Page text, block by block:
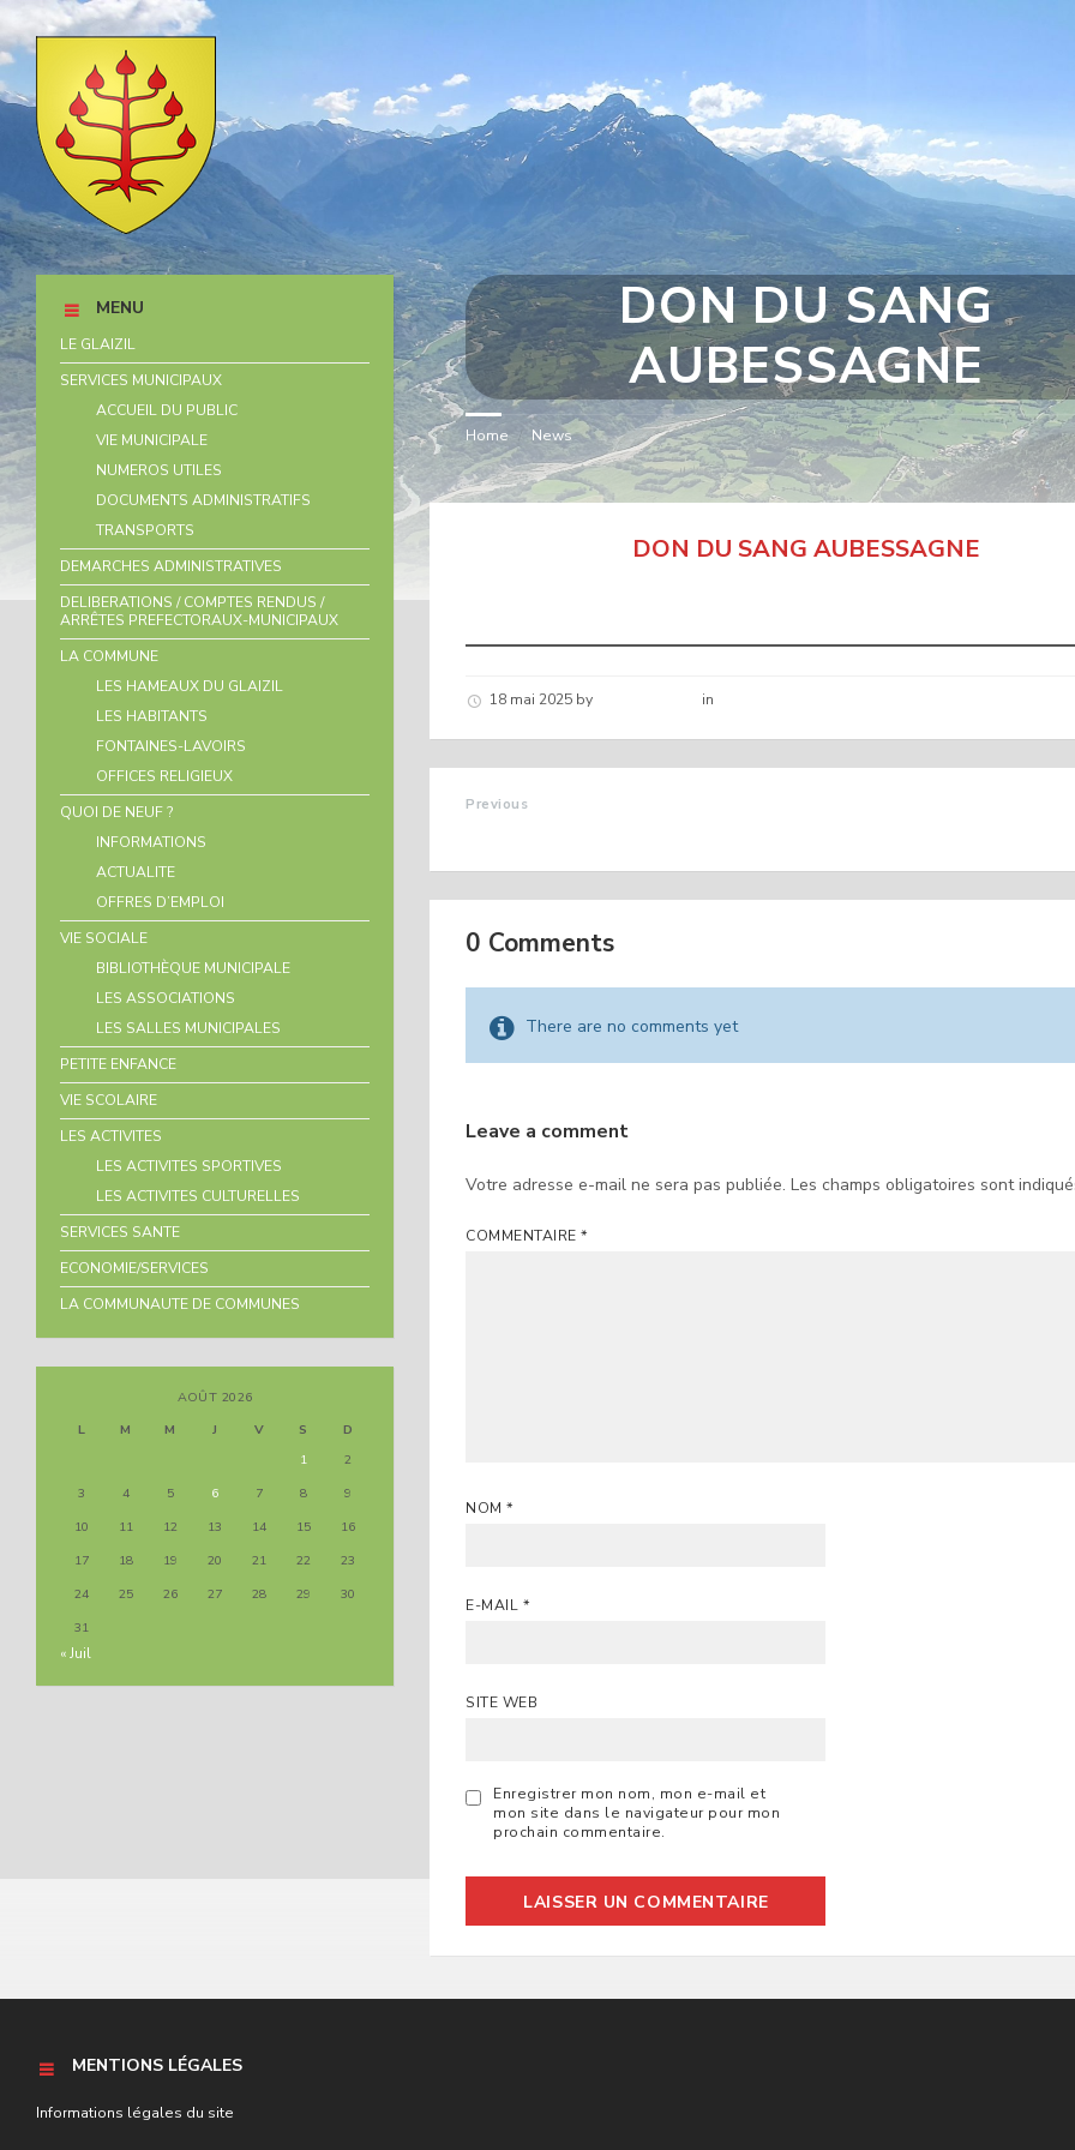
to
content
to
left
sidebar
to
right
sidebar
to
footer
DON DU SANG
AUBESSAGNE
Home / News
DON DU SANG AUBESSAGNE
18 mai 2025 by in
Previous
0 Comments
There are no comments yet
Leave a comment
Votre adresse e-mail ne sera pas publiée. Les champs obligatoires sont
COMMENTAIRE*
NOM*
E-MAIL *
SITE WEB
Enregistrer mon nom, mon e-mail et
mon site dans le navigateur pour mon
prochain commentaire.
MENU
LE GLAIZIL
SERVICES MUNICIPAUX
ACCUEIL DU PUBLIC
VIE MUNICIPALE
NUMEROS UTILES
DOCUMENTS ADMINISTRATIFS
TRANSPORTS
DEMARCHES ADMINISTRATIVES
DELIBERATIONS / COMPTES RENDUS /
ARRÊTES PREFECTORAUX-MUNICIPAUX
LA COMMUNE
LES HAMEAUX DU GLAIZIL
LES HABITANTS
FONTAINES-LAVOIRS
OFFICES RELIGIEUX
QUOI DE NEUF ?
INFORMATIONS
ACTUALITE
OFFRES D’EMPLOI
VIE SOCIALE
BIBLIOTHÈQUE MUNICIPALE
LES ASSOCIATIONS
LES SALLES MUNICIPALES
PETITE ENFANCE
VIE SCOLAIRE
LES ACTIVITES
LES ACTIVITES SPORTIVES
LES ACTIVITES CULTURELLES
SERVICES SANTE
ECONOMIE/SERVICES
LA COMMUNAUTE DE COMMUNES
AOÛT 2026
L
M M J V S
D
1
2
3
4 5 6 7 8
9
10
11 12 13 14 15
16
17
18 19 20 21 22
23
24
25 26 27 28 29
30
31
« Juil
MENTIONS LÉGALES
Informations légales du site